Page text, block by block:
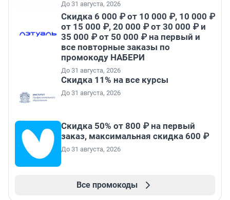
До 31 августа, 2026
Скидка 6 000 ₽ от 10 000 ₽, 10 000 ₽
от 15 000 ₽, 20 000 ₽ от 30 000 ₽ и
35 000 ₽ от 50 000 ₽ на первый и
все повторные заказы по
промокоду НАБЕРИ
До 31 августа, 2026
Скидка 11% на все курсы
До 31 августа, 2026
Скидка 50% от 800 ₽ на первый
заказ, максимальная скидка 600 ₽
До 31 августа, 2026
Все промокоды